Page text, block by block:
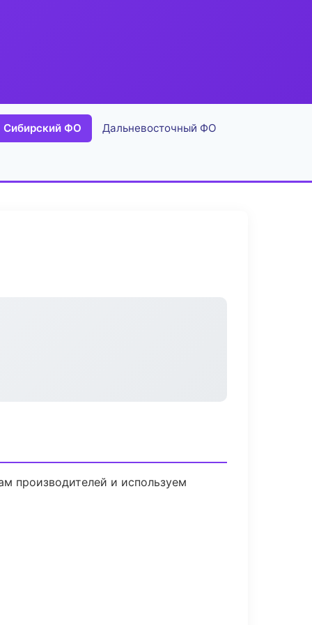
Сибирский ФО Дальневосточный ФО
производителей и используем